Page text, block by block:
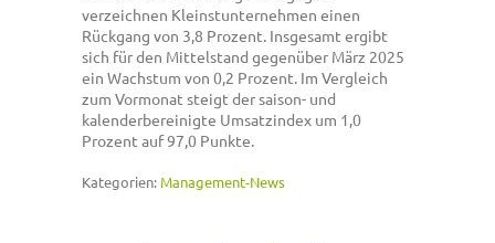
verzeichnen Kleinstunternehmen einen
Rückgang von 3,8 Prozent. Insgesamt ergibt
sich für den Mittelstand gegenüber März 2025
ein Wachstum von 0,2 Prozent. Im Vergleich
zum Vormonat steigt der saison- und
kalenderbereinigte Umsatzindex um 1,0
Prozent auf 97,0 Punkte.
Kategorien: Management-News